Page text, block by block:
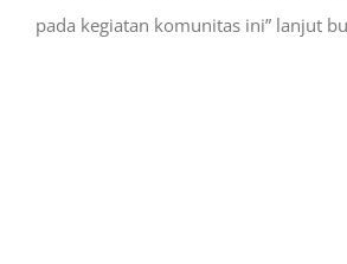
pada kegiatan komunitas ini” lanjut